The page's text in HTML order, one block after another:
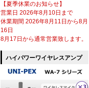
【夏季休業のお知らせ】
営業日 2026年8月10日まで
休業期間 2026年8月11日から8月
16日
8月17日から通常営業致します。
ハイパワーワイヤレスアンプ